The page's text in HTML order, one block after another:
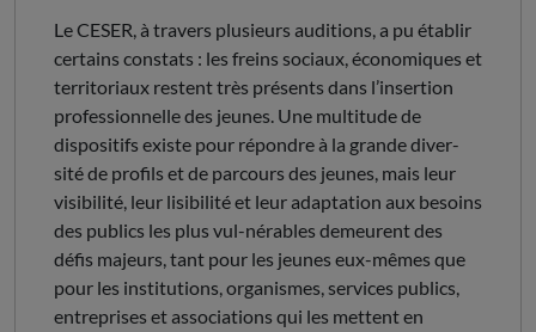
Le CESER, à travers plusieurs auditions, a pu établir
certains constats : les freins sociaux, économiques et
territoriaux restent très présents dans l’insertion
professionnelle des jeunes. Une multitude de
dispositifs existe pour répondre à la grande diver-
sité de profils et de parcours des jeunes, mais leur
visibilité, leur lisibilité et leur adaptation aux besoins
des publics les plus vul-nérables demeurent des
défis majeurs, tant pour les jeunes eux-mêmes que
pour les institutions, organismes, services publics,
entreprises et associations qui les mettent en